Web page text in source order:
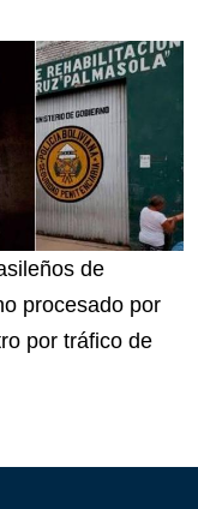
de
procesado por
por tráfico de